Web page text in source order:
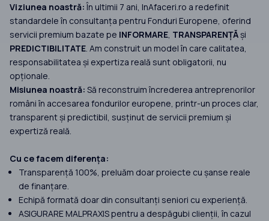
Viziunea noastră:În ultimii 7 ani, InAfaceri.ro a redefinit
standardele în consultanța pentru Fonduri Europene, oferind
servicii premium bazate pe INFORMARE, TRANSPARENȚĂși
PREDICTIBILITATE. Am construit un model în care calitatea,
responsabilitatea și expertiza reală sunt obligatorii, nu
opționale.
Misiunea noastră: Să reconstruim încrederea antreprenorilor
români în accesarea fondurilor europene, printr-un proces clar,
transparent și predictibil, susținut de servicii premium și
expertiză reală.
Cu ce facem diferența:
Transparență 100%, preluăm doar proiecte cu șanse reale
de finanțare.
Echipă formată doar din consultanți seniori cu experiență.
ASIGURARE MALPRAXIS pentru a despăgubi clienții, în cazul